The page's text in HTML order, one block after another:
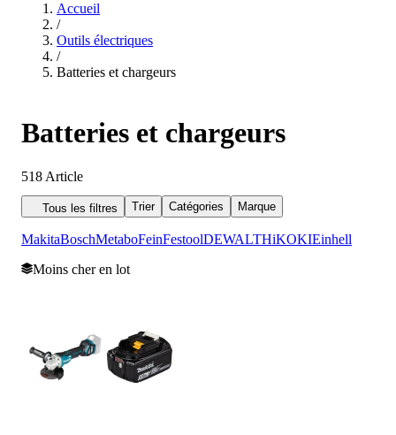
Accueil
/
Outils électriques
/
Batteries et chargeurs
Batteries et chargeurs
518 Article
Tous les filtres Trier Catégories Marque
MakitaBoschMetaboFeinFestoolDEWALTHiKOKIEinhell
Moins cher en lot